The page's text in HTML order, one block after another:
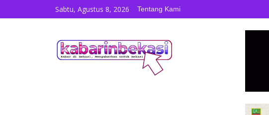
Skip to contentSabtu, Agustus 8, 2026 Tentang Kami